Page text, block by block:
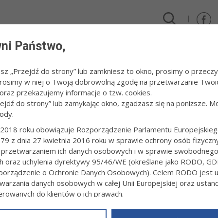
r. - XII Tarnowski Zjazd Berneńczyków „Tarnów w Tricolorze”
2025 R. - XII TARNOWSKI
W TRICOLORZE”
Redakcja tarnow.pl
Tarnowa Barbara i Kinga Truty
Państwo,
„Przejdź do strony” lub zamkniesz to okno, prosimy o
w niej o Twoją dobrowolną zgodę na przetwarzanie
przekazujemy informacje o tzw. cookies.
do strony” lub zamykając okno, zgadzasz się na poniższe.
roku obowiązuje Rozporządzenie Parlamentu
z dnia 27 kwietnia 2016 roku w sprawie ochrony osób
ich danych osobowych i w sprawie
oraz uchylenia dyrektywy 95/46/WE (określane jako RODO,
o Ochronie Danych Osobowych). Celem RODO jest
danych osobowych w całej Unii Europejskiej oraz
do klientów o ich prawach.
powyższym, w zakładceRODOna stroniehttps://